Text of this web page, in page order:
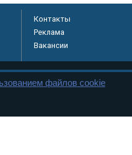
Контакты
Реклама
Вакансии
файлов cookie